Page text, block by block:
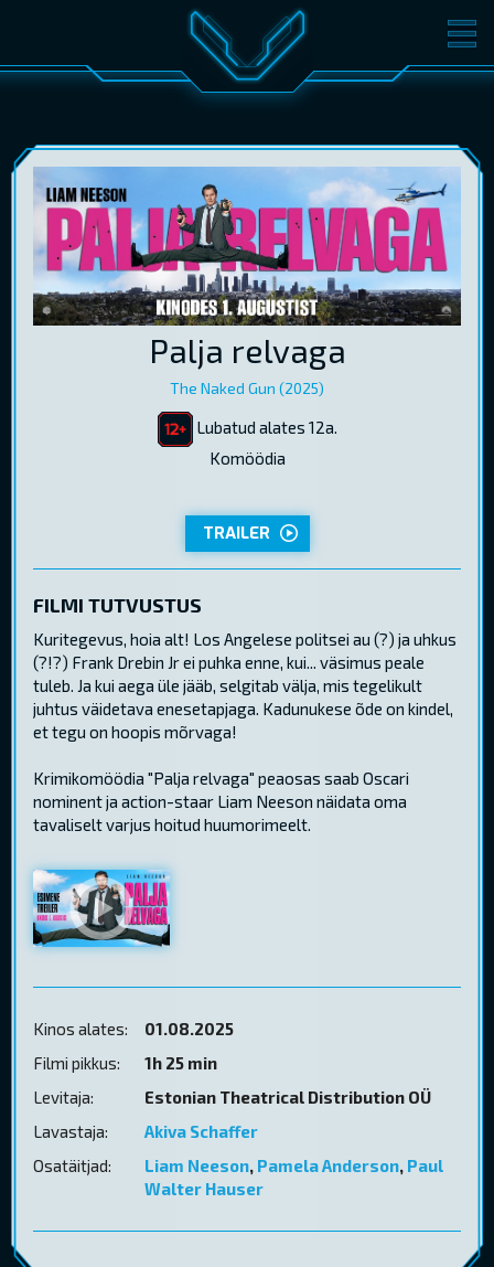
FILMID PILETID
V-KLUBI
KINKEKAARDID
Palja relvaga
The Naked Gun (2025)
Lubatud alates 12a.
Komöödia
TRAILER
FILMI TUTVUSTUS
Kuritegevus, hoia alt! Los Angelese politsei au (?) ja uhkus
(?!?) Frank Drebin Jr ei puhka enne, kui... väsimus peale
tuleb. Ja kui aega üle jääb, selgitab välja, mis tegelikult
juhtus väidetava enesetapjaga. Kadunukese õde on kindel,
et tegu on hoopis mõrvaga!
Krimikomöödia "Palja relvaga" peaosas saab Oscari
nominent ja action-staar Liam Neeson näidata oma
tavaliselt varjus hoitud huumorimeelt.
Kinos alates:
01.08.2025
Filmi pikkus:
1h 25 min
Levitaja:
Estonian Theatrical Distribution OÜ
Lavastaja:
Akiva Schaffer
Osatäitjad:
Liam Neeson, Pamela Anderson, Paul
Walter Hauser